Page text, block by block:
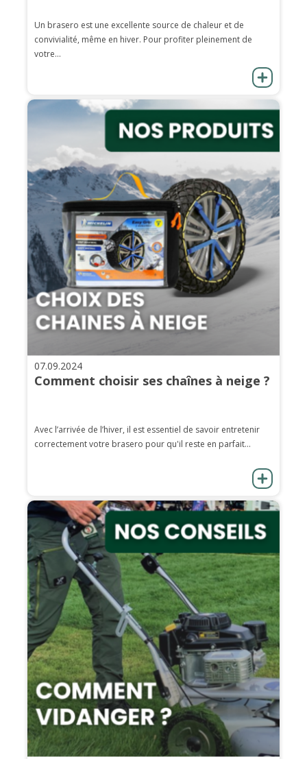
Un brasero est une excellente source de chaleur et de
convivialité, même en hiver. Pour profiter pleinement de
votre...
07.09.2024
Comment choisir ses chaînes à neige ?
Avec l’arrivée de l’hiver, il est essentiel de savoir entretenir
correctement votre brasero pour qu'il reste en parfait...